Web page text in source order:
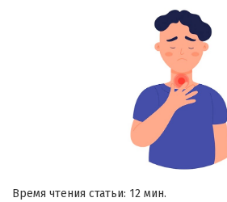
Время чтения статьи: 12 мин.
Я согласен наобработку моих